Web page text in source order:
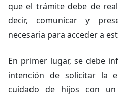
que el trámite debe de
decir, comunicar y
necesaria para acceder a
En primer lugar, se debe
intención de solicitar la
cuidado de hijos con